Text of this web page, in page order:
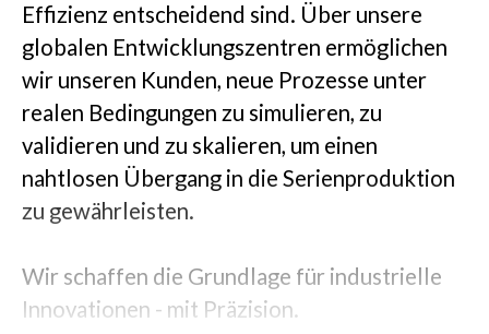
Effizienz entscheidend sind. Über unsere
globalen Entwicklungszentren ermöglichen
wir unseren Kunden, neue Prozesse unter
realen Bedingungen zu simulieren, zu
validieren und zu skalieren, um einen
nahtlosen Übergang in die Serienproduktion
zu gewährleisten.
Wir schaffen die Grundlage für industrielle
Innovationen - mit Präzision.